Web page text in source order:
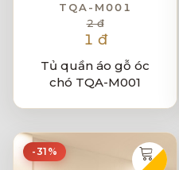
TQA-M001
2 đ
1 đ
Tủ quần áo gỗ óc
chó TQA-M001
-31%